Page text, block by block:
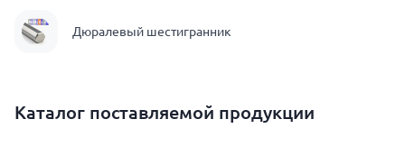
Дюралевый шестигранник
Каталог поставляемой продукции